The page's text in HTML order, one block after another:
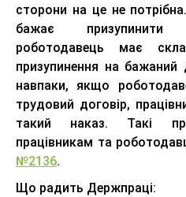
сторони на це не
бажає призупинити
роботодавець має
призупинення на бажаний
навпаки, якщо
трудовий договір,
такий наказ. Такі
працівникам та
№2136.
Що радить Держпраці: